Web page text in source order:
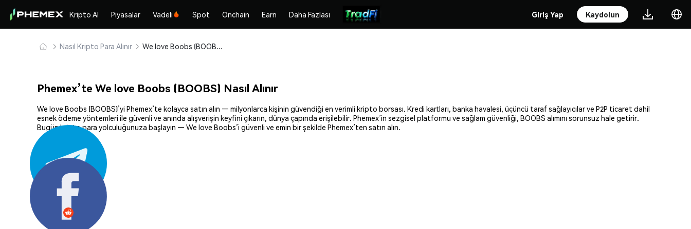
Kripto Al Piyasalar Vadeli Spot Onchain Earn Daha Fazlası Giriş Yap Kaydolun
Nasıl Kripto Para Alınır We love Boobs (BOOBS) Güvenle Satın Alın ve Saklayın
Phemex’te We love Boobs (BOOBS) Nasıl Alınır
We love Boobs (BOOBS)’yi Phemex’te kolayca satın alın — milyonlarca kişinin güvendiği en verimli kripto borsası. Kredi kartları, banka havalesi, üçüncü taraf sağlayıcılar ve P2P ticaret dahil
esnek ödeme yöntemleri ile güvenli ve anında alışverişin keyfini çıkarın, dünya çapında erişilebilir. Phemex’in sezgisel platformu ve sağlam güvenliği, BOOBS alımını sorunsuz hale getirir.
Bugün kripto para yolculuğunuza başlayın — We love Boobs’i güvenli ve emin bir şekilde Phemex’ten satın alın.